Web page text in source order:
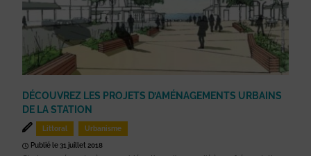
DÉCOUVREZ LES PROJETS D’AMÉNAGEMENTS URBAINS
DE LA STATION
Littoral Urbanisme
Publié le 31 juillet 2018